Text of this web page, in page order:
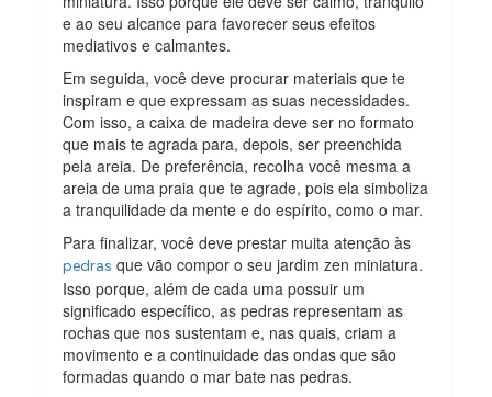
e ao seu alcance para favorecer seus efeitos
mediativos e calmantes.
Em seguida, você deve procurar materiais que te
inspiram e que expressam as suas necessidades.
Com isso, a caixa de madeira deve ser no formato
que mais te agrada para, depois, ser preenchida
pela areia. De preferência, recolha você mesma a
areia de uma praia que te agrade, pois ela simboliza
a tranquilidade da mente e do espírito, como o mar.
Para finalizar, você deve prestar muita atenção às
pedras que vão compor o seu jardim zen miniatura.
Isso porque, além de cada uma possuir um
significado específico, as pedras representam as
rochas que nos sustentam e, nas quais, criam a
movimento e a continuidade das ondas que são
formadas quando o mar bate nas pedras.